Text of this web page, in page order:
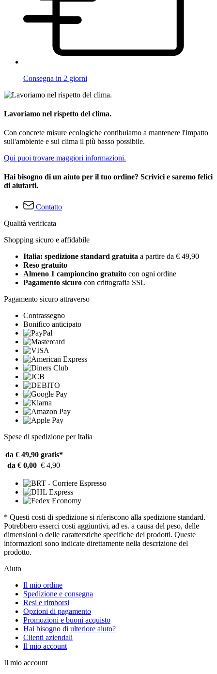
Consegna in 2 giorni
Lavoriamo nel rispetto del clima.
Con concrete misure ecologiche contibuiamo a mantenere l'impatto
sull'ambiente e sul clima il più basso possibile.
Qui puoi trovare maggiori informazioni.
Hai bisogno di un aiuto per il tuo ordine? Scrivici e saremo felici
di aiutarti.
Contatto
Qualità verificata
Shopping sicuro e affidabile
Italia: spedizione standard gratuita a partire da € 49,90
Reso gratuito
Almeno 1 campioncino gratuito con ogni ordine
Pagamento sicuro con crittografia SSL
Pagamento sicuro attraverso
Contrassegno
Bonifico anticipato
Spese di spedizione per Italia
da € 49,90 gratis*
da € 0,00 € 4,90
* Questi costi di spedizione si riferiscono alla spedizione standard.
Potrebbero esserci costi aggiuntivi, ad es. a causa del peso, delle
dimensioni o delle caratterstiche specifiche dei prodotti. Queste
informazioni sono indicate direttamente nella descrizione del
prodotto.
Aiuto
Il mio ordine
Spedizione e consegna
Resi e rimborsi
Opzioni di pagamento
Promozioni e buoni acquisto
Hai bisogno di ulteriore aiuto?
Clienti aziendali
Il mio account
Il mio account